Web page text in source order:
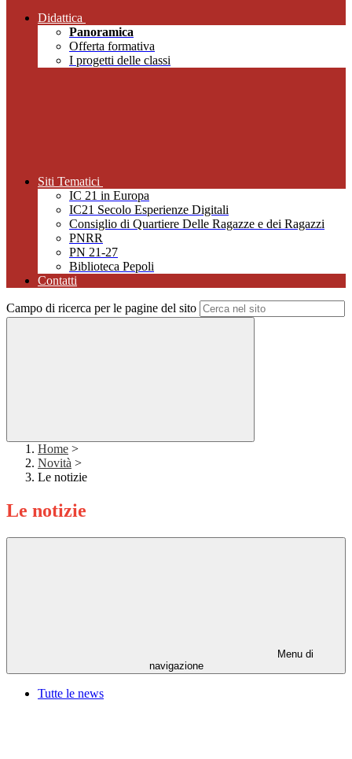
Didattica
Panoramica
Offerta formativa
I progetti delle classi
Siti Tematici
IC 21 in Europa
IC21 Secolo Esperienze Digitali
Consiglio di Quartiere Delle Ragazze e dei Ragazzi
PNRR
PN 21-27
Biblioteca Pepoli
Contatti
Campo di ricerca per le pagine del sito
Home >
Novità >
Le notizie
Le notizie
Menu di
navigazione
Tutte le news